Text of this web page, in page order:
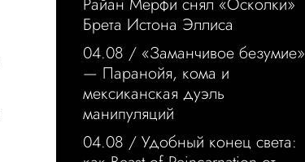
Брета Истона Эллиса
04.08 / «Заманчивое безумие»
— Паранойя, кома и
мексиканская дуэль
манипуляций
04.08 /Удобный конец света: